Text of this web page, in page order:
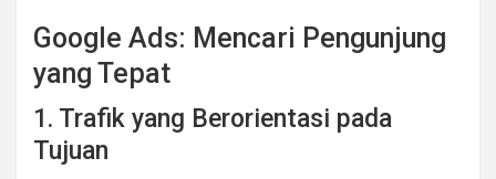
Google Ads: Mencari Pengunjung
yang Tepat
1. Trafik yang Berorientasi pada
Tujuan